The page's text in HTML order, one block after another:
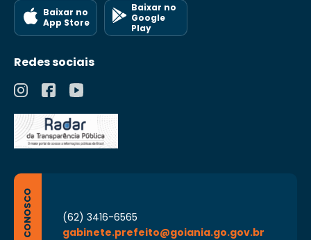
Baixar no
App Store
Baixar no
Google
Play
Redes sociais
FALE CONOSCO
(62) 3416-6565
gabinete.prefeito@goiania.go.gov.br